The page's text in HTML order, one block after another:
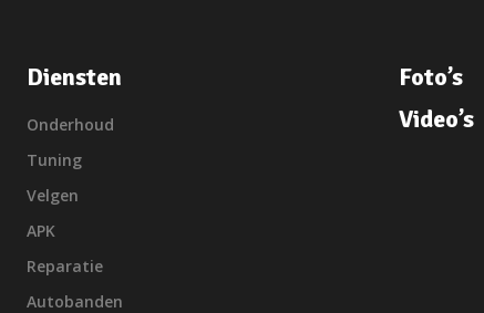
Diensten
Onderhoud
Tuning
Velgen
APK
Reparatie
Autobanden
Foto’s
Video’s